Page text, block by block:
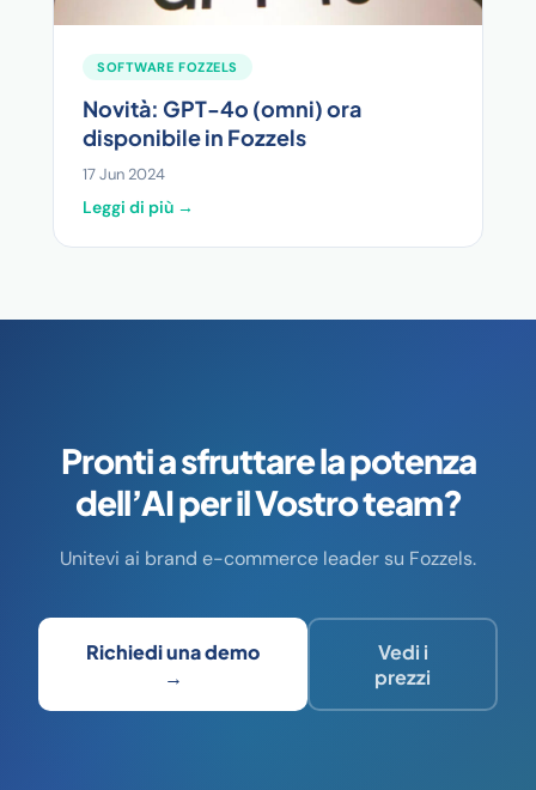
SOFTWARE FOZZELS
Novità: GPT-4o (omni) ora
disponibile in Fozzels
17 Jun 2024
Leggi di più →
Pronti a sfruttare la potenza
dell’AI per il Vostro team?
Unitevi ai brand e-commerce leader su Fozzels.
Richiedi una demo
→
Vedi i
prezzi